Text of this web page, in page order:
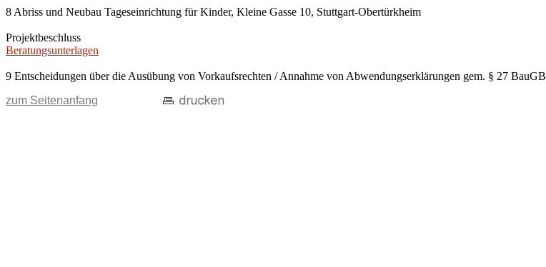
8 Abriss und Neubau Tageseinrichtung für Kinder, Kleine Gasse 10, Stuttgart-Obertürkheim
Projektbeschluss
Beratungsunterlagen
9 Entscheidungen über die Ausübung von Vorkaufsrechten / Annahme von Abwendungserklärungen gem. § 27 BauGB
zum Seitenanfang